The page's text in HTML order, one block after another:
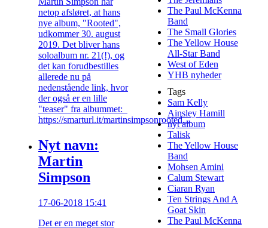
netop afsløret, at hans
nye album, "Rooted",
udkommer 30. august
2019. Det bliver hans
soloalbum nr. 21(!), og
det kan forudbestilles
allerede nu på
nedenstående link, hvor
der også er en lille
"teaser" fra albummet:
https://smarturl.it/martinsimpsonrooted...
Nyt navn:
Martin
Simpson
17-06-2018 15:41
Det er en meget stor
The Paul McKenna
Band
The Small Glories
The Yellow House
All-Star Band
West of Eden
YHB nyheder
Tags
Sam Kelly
Ainsley Hamill
nyt album
Talisk
The Yellow House
Band
Mohsen Amini
Calum Stewart
Ciaran Ryan
Ten Strings And A
Goat Skin
The Paul McKenna